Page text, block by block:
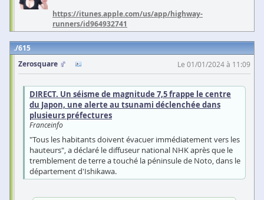
https://itunes.apple.com/us/app/highway-
runners/id964932741
615
Zerosquare
Le 01/01/2024 à 11:09
DIRECT. Un séisme de magnitude 7,5 frappe le centre
du Japon, une alerte au tsunami déclenchée dans
plusieurs préfectures
Franceinfo
"Tous les habitants doivent évacuer immédiatement vers les
hauteurs", a déclaré le diffuseur national NHK après que le
tremblement de terre a touché la péninsule de Noto, dans le
département d'Ishikawa.